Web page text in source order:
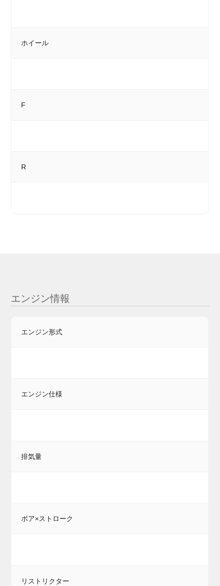
ホイール
F
R
エンジン情報
エンジン形式
エンジン仕様
排気量
ボア×ストローク
リストリクター